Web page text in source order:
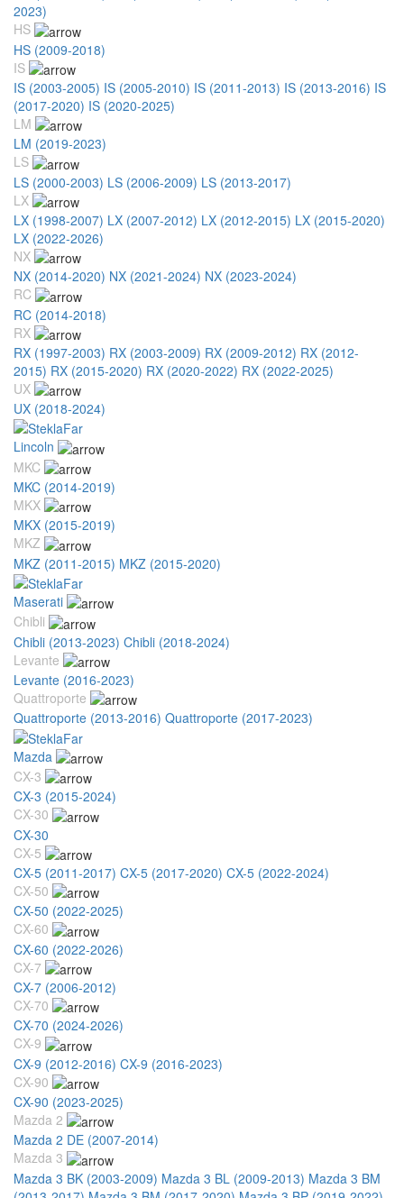
2023)
HS
HS (2009-2018)
IS
IS (2003-2005) IS (2005-2010) IS (2011-2013) IS (2013-2016) IS
(2017-2020) IS (2020-2025)
LM
LM (2019-2023)
LS
LS (2000-2003) LS (2006-2009) LS (2013-2017)
LX
LX (1998-2007) LX (2007-2012) LX (2012-2015) LX (2015-2020)
LX (2022-2026)
NX
NX (2014-2020) NX (2021-2024) NX (2023-2024)
RC
RC (2014-2018)
RX
RX (1997-2003) RX (2003-2009) RX (2009-2012) RX (2012-
2015) RX (2015-2020) RX (2020-2022) RX (2022-2025)
UX
UX (2018-2024)
Lincoln
MKC
MKC (2014-2019)
MKX
MKX (2015-2019)
MKZ
MKZ (2011-2015) MKZ (2015-2020)
Maserati
Chibli
Chibli (2013-2023) Chibli (2018-2024)
Levante
Levante (2016-2023)
Quattroporte
Quattroporte (2013-2016) Quattroporte (2017-2023)
Mazda
CX-3
CX-3 (2015-2024)
CX-30
CX-30
CX-5
CX-5 (2011-2017) CX-5 (2017-2020) CX-5 (2022-2024)
CX-50
CX-50 (2022-2025)
CX-60
CX-60 (2022-2026)
CX-7
CX-7 (2006-2012)
CX-70
CX-70 (2024-2026)
CX-9
CX-9 (2012-2016) CX-9 (2016-2023)
CX-90
CX-90 (2023-2025)
Mazda 2
Mazda 2 DE (2007-2014)
Mazda 3
Mazda 3 BK (2003-2009) Mazda 3 BL (2009-2013) Mazda 3 BM